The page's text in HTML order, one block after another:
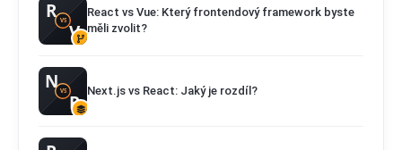
React vs Vue: Který frontendový framework byste
měli zvolit?
Next.js vs React: Jaký je rozdíl?